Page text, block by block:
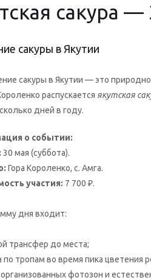
сакура —
сакуры в Якутии
сакуры в Якутии — это
распускается якутская
дней в году.
о событии:
30 мая (суббота).
Гора Короленко, с. Амга.
участия: 7 700 ₽.
дня входит:
трансфер до места;
по тропам во время пика цветения
фотозон и